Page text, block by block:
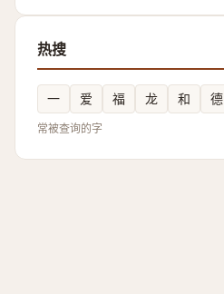
热搜
一 爱 福 龙 和 德
常被查询的字